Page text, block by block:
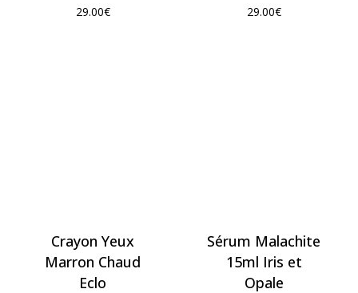
29.00€ 29.00€
Crayon Yeux
Marron Chaud
Eclo
Sérum Malachite
15ml Iris et
Opale